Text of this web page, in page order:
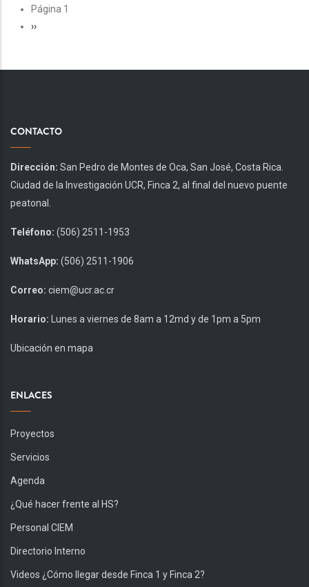
PAGINACIÓN
Página 1
Siguiente
››
CONTACTO
Dirección: San Pedro de Montes de Oca, San José, Costa Rica.
Ciudad de la Investigación UCR, Finca 2, al final del nuevo puente
peatonal.
Teléfono: (506) 2511-1953
WhatsApp: (506) 2511-1906
Correo: ciem@ucr.ac.cr
Horario: Lunes a viernes de 8am a 12md y de 1pm a 5pm
Ubicación en mapa
ENLACES
Proyectos
Servicios
Agenda
¿Qué hacer frente al HS?
Personal CIEM
Directorio Interno
Videos ¿Cómo llegar desde Finca 1 y Finca 2?